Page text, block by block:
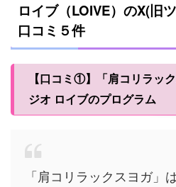
ロイブ（LOIVE）のX(旧
口コミ５件
【口コミ①】「肩コリラッ
ジオ ロイブのプログラム
「肩コリラックスヨガ」